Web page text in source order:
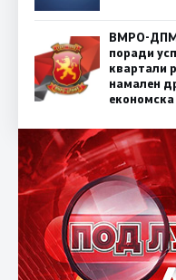
ВМРО-
поради
квартали
намален